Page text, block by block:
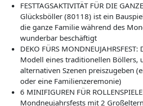
FESTTAGSAKTIVITÄT FÜR DIE
Glücksböller (80118) ist ein
die ganze Familie während des
wunderbar beschäftigt
DEKO FÜRS
Modell eines traditionellen Böllers,
alternativen Szenen preiszugeben
oder eine Familienzeremonie)
6 MINIFIGUREN FÜR
Mondneujahrsfests mit 2